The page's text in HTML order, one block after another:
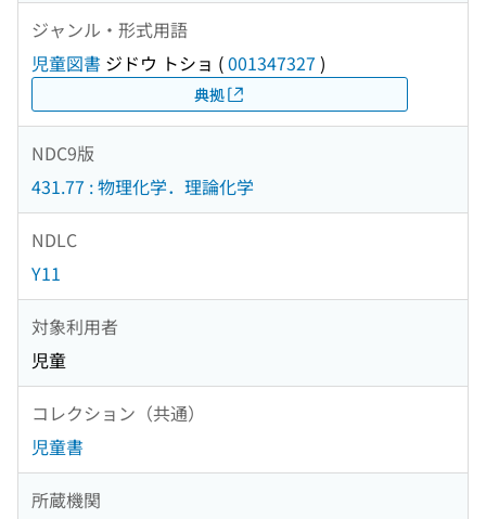
ジャンル・形式用語
児童図書 ジドウ トショ (001347327 )
典拠
NDC9版
431.77 : 物理化学．理論化学
NDLC
Y11
対象利用者
児童
コレクション（共通）
児童書
所蔵機関